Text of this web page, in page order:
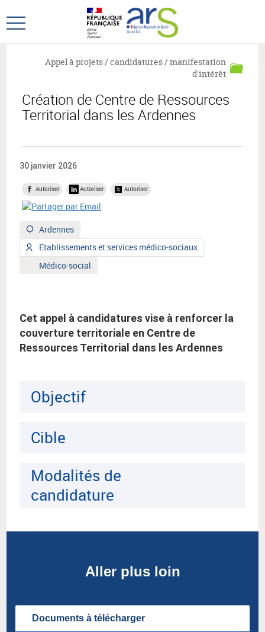
au
menu
au
contenu
Ouvrir
principal
Création de Centre de Ressources
Territorial dans les Ardennes
Appel à projets / candidatures / manifestation
d'intérêt
30 janvier 2026
Autoriser Autoriser Autoriser
Territoire
:
Ardennes
Type
de
public
Etablissements et services médico-sociaux
Mot
Médico-social
Cet appel à candidatures vise à renforcer la
couverture territoriale en Centre de
Ressources Territorial dans les Ardennes
Objectif
Cible
Modalités de
candidature
Aller plus loin
Documents à télécharger